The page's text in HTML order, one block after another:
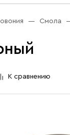
Смола
К сравнению